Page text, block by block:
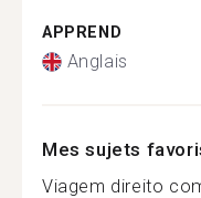
APPREND
Anglais
Mes sujets
Viagem direito